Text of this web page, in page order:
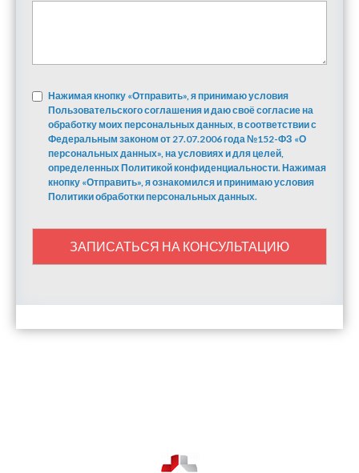
Нажимая кнопку «Отправить», я принимаю условия
Пользовательского соглашения и даю своё согласие на
обработку моих персональных данных, в соответствии с
Федеральным законом от 27.07.2006 года №152-ФЗ «О
персональных данных», на условиях и для целей,
определенных Политикой конфиденциальности. Нажимая
кнопку «Отправить», я ознакомился и принимаю условия
Политики обработки персональных данных.
ЗАПИСАТЬСЯ НА КОНСУЛЬТАЦИЮ